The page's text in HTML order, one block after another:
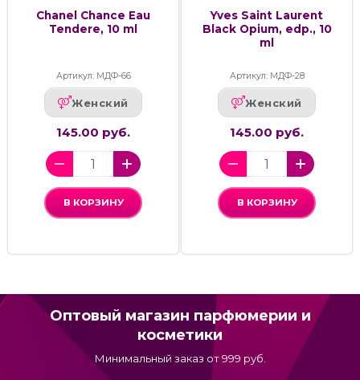
Chanel Chance Eau
Tendere, 10 ml
Артикул: МДФ-66
Женский
145.00 руб.
В КОРЗИНУ
Yves Saint Laurent
Black Opium, edp., 10
ml
Артикул: МДФ-28
Женский
145.00 руб.
В КОРЗИНУ
Оптовый магазин парфюмерии и
косметики
Минимальный заказ от 999 руб.